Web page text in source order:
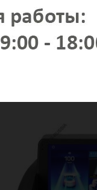
NXP-6686 — радио чип
31 950 руб.